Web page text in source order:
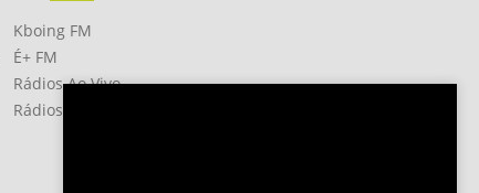
Kboing FM
É+ FM
Rádios Ao Vivo
Rádios OnLine